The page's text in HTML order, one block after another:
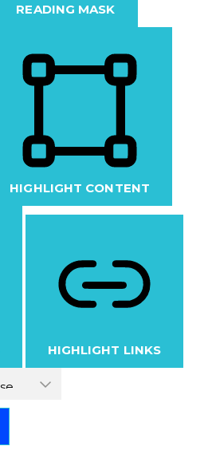
READING MASK
HIGHLIGHT CONTENT
HIGHLIGHT LINKS